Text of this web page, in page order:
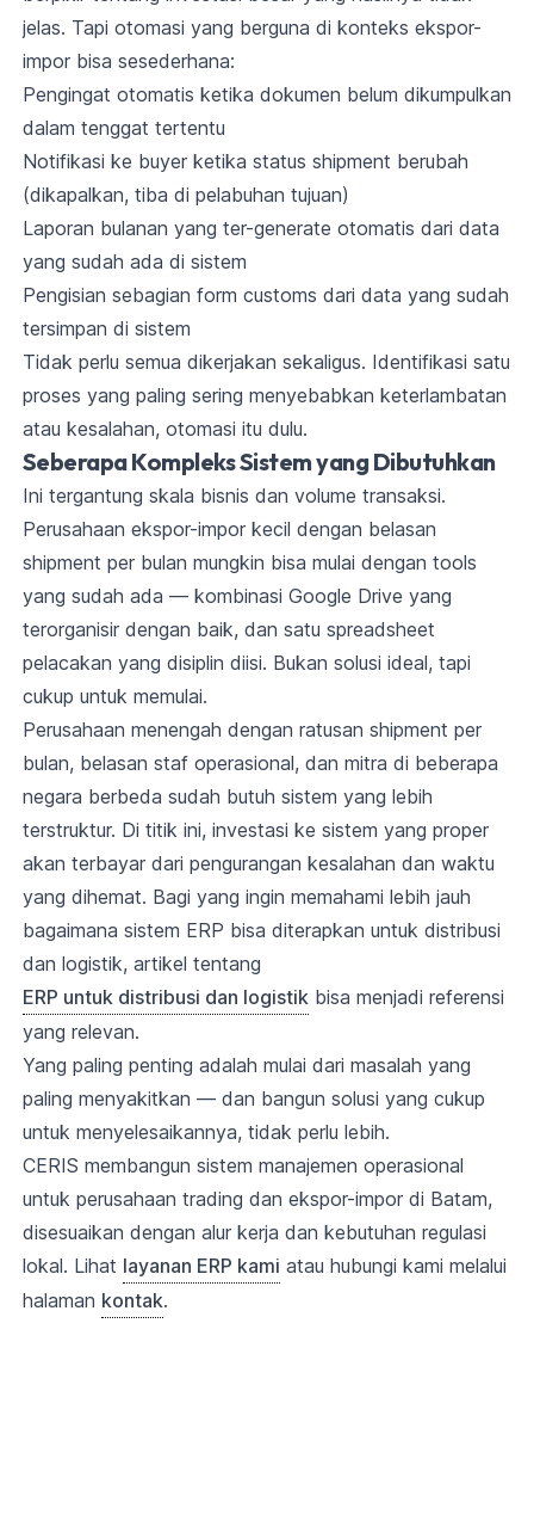
jelas. Tapi otomasi yang berguna di konteks ekspor-
impor bisa sesederhana:
Pengingat otomatis ketika dokumen belum dikumpulkan
dalam tenggat tertentu
Notifikasi ke buyer ketika status shipment berubah
(dikapalkan, tiba di pelabuhan tujuan)
Laporan bulanan yang ter-generate otomatis dari data
yang sudah ada di sistem
Pengisian sebagian form customs dari data yang sudah
tersimpan di sistem
Tidak perlu semua dikerjakan sekaligus. Identifikasi satu
proses yang paling sering menyebabkan keterlambatan
atau kesalahan, otomasi itu dulu.
Seberapa Kompleks Sistem yang Dibutuhkan
Ini tergantung skala bisnis dan volume transaksi.
Perusahaan ekspor-impor kecil dengan belasan
shipment per bulan mungkin bisa mulai dengan tools
yang sudah ada — kombinasi Google Drive yang
terorganisir dengan baik, dan satu spreadsheet
pelacakan yang disiplin diisi. Bukan solusi ideal, tapi
cukup untuk memulai.
Perusahaan menengah dengan ratusan shipment per
bulan, belasan staf operasional, dan mitra di beberapa
negara berbeda sudah butuh sistem yang lebih
terstruktur. Di titik ini, investasi ke sistem yang proper
akan terbayar dari pengurangan kesalahan dan waktu
yang dihemat. Bagi yang ingin memahami lebih jauh
bagaimana sistem ERP bisa diterapkan untuk distribusi
dan logistik, artikel tentang
ERP untuk distribusi dan logistikbisa menjadi referensi
yang relevan.
Yang paling penting adalah mulai dari masalah yang
paling menyakitkan — dan bangun solusi yang cukup
untuk menyelesaikannya, tidak perlu lebih.
CERIS membangun sistem manajemen operasional
untuk perusahaan trading dan ekspor-impor di Batam,
disesuaikan dengan alur kerja dan kebutuhan regulasi
lokal. Lihat layanan ERP kami atau hubungi kami melalui
halaman kontak.